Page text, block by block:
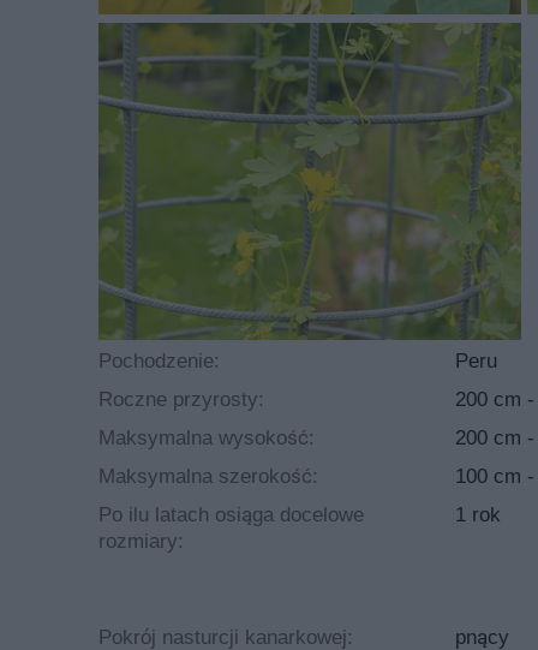
Pochodzenie:
Peru
Roczne przyrosty:
200 cm
Maksymalna wysokość:
200 cm
Maksymalna szerokość:
100 cm
Po ilu latach osiąga docelowe
rozmiary:
1 rok
Pokrój nasturcji kanarkowej:
pnący